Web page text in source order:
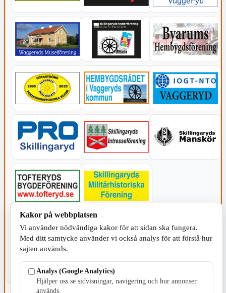
Kakor på webbplatsen
Vi använder nödvändiga kakor för att sidan ska fungera.
Med ditt samtycke använder vi också analys för att förstå hur
sajten används.
Analys (Google Analytics)
Hjälper oss se sidvisningar, navigering och hur annonser
används.